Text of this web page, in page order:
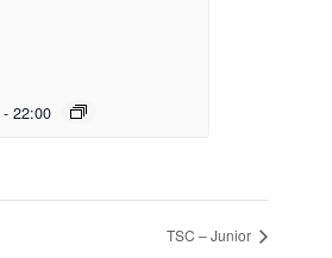
- 22:00
TSC – Junior